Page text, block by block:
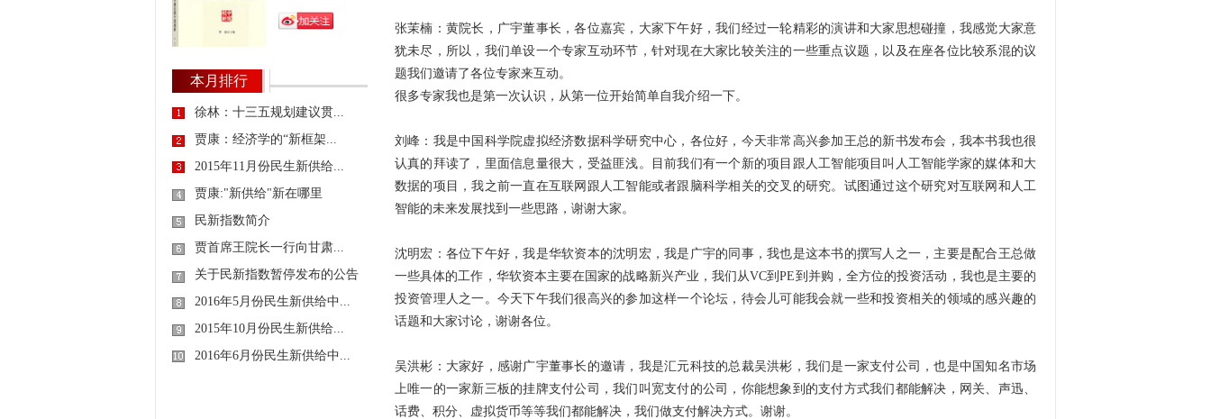
本月排行
徐林：十三五规划建议贯...
贾康：经济学的“新框架...
2015年11月份民生新供给...
贾康:"新供给"新在哪里
民新指数简介
贾首席王院长一行向甘肃...
关于民新指数暂停发布的公告
2016年5月份民生新供给中...
2015年10月份民生新供给...
2016年6月份民生新供给中...
张茉楠：黄院长，广宇董事长，各位嘉宾，大家下午好，我们经过一轮精彩的演讲和大家思想碰撞，我感觉大家意
犹未尽，所以，我们单设一个专家互动环节，针对现在大家比较关注的一些重点议题，以及在座各位比较系混的议
题我们邀请了各位专家来互动。
很多专家我也是第一次认识，从第一位开始简单自我介绍一下。
刘峰：我是中国科学院虚拟经济数据科学研究中心，各位好，今天非常高兴参加王总的新书发布会，我本书我也很
认真的拜读了，里面信息量很大，受益匪浅。目前我们有一个新的项目跟人工智能项目叫人工智能学家的媒体和大
数据的项目，我之前一直在互联网跟人工智能或者跟脑科学相关的交叉的研究。试图通过这个研究对互联网和人工
智能的未来发展找到一些思路，谢谢大家。
沈明宏：各位下午好，我是华软资本的沈明宏，我是广宇的同事，我也是这本书的撰写人之一，主要是配合王总做
一些具体的工作，华软资本主要在国家的战略新兴产业，我们从VC到PE到并购，全方位的投资活动，我也是主要的
投资管理人之一。今天下午我们很高兴的参加这样一个论坛，待会儿可能我会就一些和投资相关的领域的感兴趣的
话题和大家讨论，谢谢各位。
吴洪彬：大家好，感谢广宇董事长的邀请，我是汇元科技的总裁吴洪彬，我们是一家支付公司，也是中国知名市场
上唯一的一家新三板的挂牌支付公司，我们叫宽支付的公司，你能想象到的支付方式我们都能解决，网关、声迅、
话费、积分、虚拟货币等等我们都能解决，我们做支付解决方式。谢谢。